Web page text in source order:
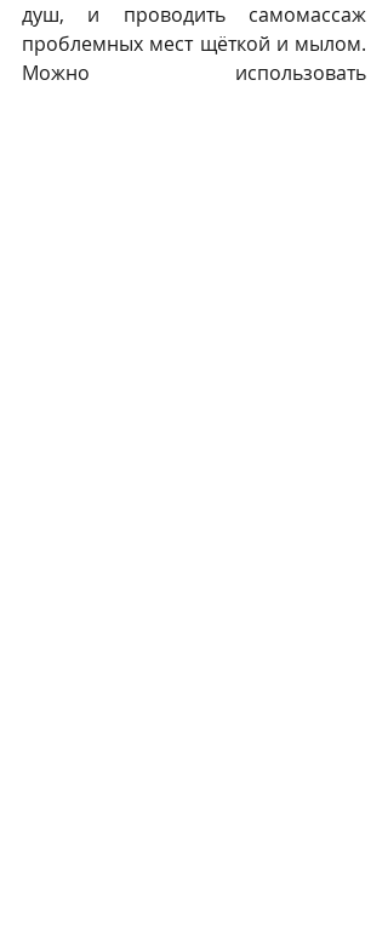
душ, и проводить самомассаж
проблемных мест щёткой и мылом.
Можно использовать